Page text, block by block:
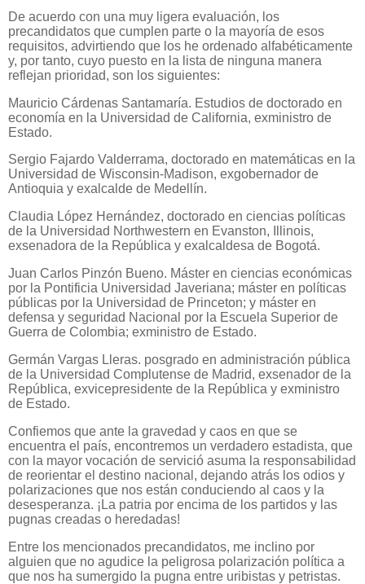
De acuerdo con una muy ligera evaluación, los
precandidatos que cumplen parte o la mayoría de esos
requisitos, advirtiendo que los he ordenado alfabéticamente
y, por tanto, cuyo puesto en la lista de ninguna manera
reflejan prioridad, son los siguientes:
Mauricio Cárdenas Santamaría. Estudios de doctorado en
economía en la Universidad de California, exministro de
Estado.
Sergio Fajardo Valderrama, doctorado en matemáticas en la
Universidad de Wisconsin-Madison, exgobernador de
Antioquia y exalcalde de Medellín.
Claudia López Hernández, doctorado en ciencias políticas
de la Universidad Northwestern en Evanston, Illinois,
exsenadora de la República y exalcaldesa de Bogotá.
Juan Carlos Pinzón Bueno. Máster en ciencias económicas
por la Pontificia Universidad Javeriana; máster en políticas
públicas por la Universidad de Princeton; y máster en
defensa y seguridad Nacional por la Escuela Superior de
Guerra de Colombia; exministro de Estado.
Germán Vargas Lleras. posgrado en administración pública
de la Universidad Complutense de Madrid, exsenador de la
República, exvicepresidente de la República y exministro
de Estado.
Confiemos que ante la gravedad y caos en que se
encuentra el país, encontremos un verdadero estadista, que
con la mayor vocación de servició asuma la responsabilidad
de reorientar el destino nacional, dejando atrás los odios y
polarizaciones que nos están conduciendo al caos y la
desesperanza. ¡La patria por encima de los partidos y las
pugnas creadas o heredadas!
Entre los mencionados precandidatos, me inclino por
alguien que no agudice la peligrosa polarización política a
que nos ha sumergido la pugna entre uribistas y petristas.